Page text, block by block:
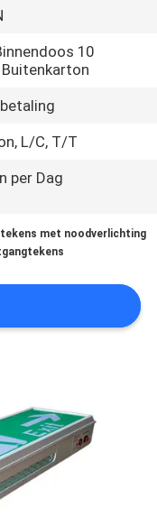
10
Buitenkarton
L/C, T/T
per Dag
met noodverlichting